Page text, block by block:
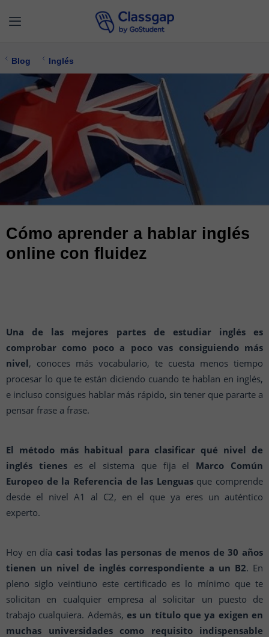
Blog Inglés
Cómo aprender a hablar inglés
online con fluidez
Una de las mejores partes de estudiar inglés es
comprobar como poco a poco vas consiguiendo más
nivel, conoces más vocabulario, te cuesta menos tiempo
procesar lo que te están diciendo cuando te hablan en inglés,
e incluso consigues hablar más rápido, sin tener que pararte a
pensar frase a frase.
El método más habitual para clasificar qué nivel de
inglés tieneses el sistema que fija el Marco Común
Europeo de la Referencia de las Lenguasque comprende
desde el nivel A1 al C2, en el que ya eres un auténtico
experto.
Hoy en día casi todas las personas de menos de 30 años
tienen un nivel de inglés correspondiente a un B2. En
pleno siglo veintiuno este certificado es lo mínimo que te
solicitan en cualquier empresa al solicitar un puesto de
trabajo cualquiera. Además, es un título que ya exigen en
muchas universidades como requisito indispensable